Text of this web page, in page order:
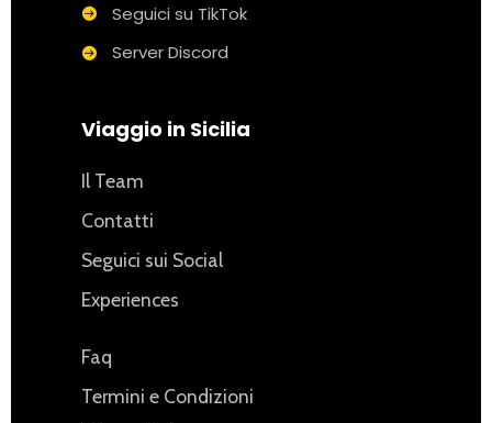
Seguici su TikTok
Server Discord
Viaggio in Sicilia
Il Team
Contatti
Seguici sui Social
Experiences
Faq
Termini e Condizioni